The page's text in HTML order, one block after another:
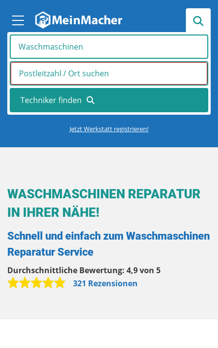
Jetzt Werkstatt registrieren!
WASCHMASCHINEN REPARATUR
IN IHRER NÄHE!
Schnell und einfach zum Waschmaschinen
Reparatur Service
Durchschnittliche Bewertung: 4,9 von 5
321 Rezensionen